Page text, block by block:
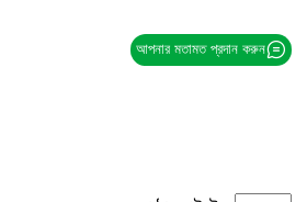
আপনার মতামত প্রদান করুন